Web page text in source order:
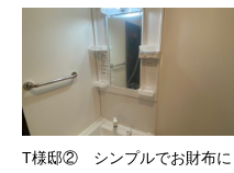
T様邸② シンプルでお財布に